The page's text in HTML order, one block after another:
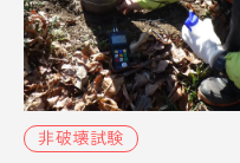
プ
非破壊試験